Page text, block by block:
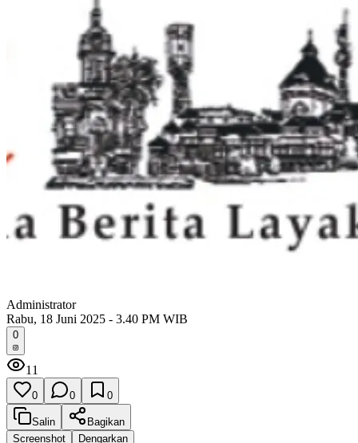
Administrator
Rabu, 18 Juni 2025 - 3.40 PM WIB
0
11
0 0 0
Salin
Bagikan
Screenshot
Dengarkan